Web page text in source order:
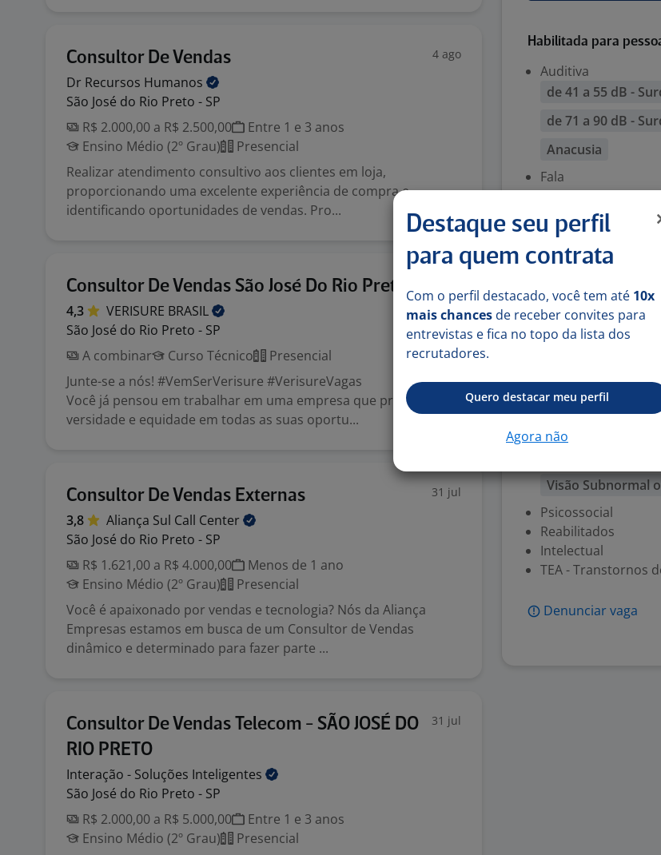
Consultor De Vendas 4 ago
Dr Recursos Humanos
São José do Rio Preto - SP
R$ 2.000,00 a R$ 2.500,00
Entre 1 e 3 anos
Ensino Médio (2º Grau)
Presencial
Realizar atendimento consultivo aos clientes em loja,
proporcionando uma excelente experiência de compra e
identificando oportunidades de vendas. Pro...
Consultor De Vendas São José Do Rio Preto
4,3 VERISURE BRASIL
São José do Rio Preto - SP
A combinar
Curso Técnico
Presencial
Junte-se a nós! #VemSerVerisure #VerisureVagas
Você já pensou em trabalhar em uma empresa que promove a di
versidade e equidade em todas as suas oportu...
Consultor De Vendas Externas 31 jul
3,8 Aliança Sul Call Center
São José do Rio Preto - SP
R$ 1.621,00 a R$ 4.000,00
Menos de 1 ano
Ensino Médio (2º Grau)
Presencial
Você é apaixonado por vendas e tecnologia? Nós da Aliança
Empresas estamos em busca de um Consultor de Vendas
dinâmico e determinado para fazer parte ...
Consultor De Vendas Telecom - SÃO JOSÉ DO
RIO PRETO
31 jul
Interação - Soluções Inteligentes
São José do Rio Preto - SP
R$ 2.000,00 a R$ 5.000,00
Entre 1 e 3 anos
Ensino Médio (2º Grau)
Presencial
Habilitada para
Auditiva
de 41 a 55 dB -
de 71 a 90 dB -
Anacusia
Fala
Física
Monoparesia
Triplegia
Membros com
Ostomia
Paralisia Cerebral
Comunicação
Utilização de
Habilidade
Visão Subnormal
Psicossocial
Reabilitados
Intelectual
TEA - Transtornos
Denunciar vaga
Destaque seu perfil
para quem contrata
Com o perfil destacado, você tem até 10x
mais chances de receber convites para
entrevistas e fica no topo da lista dos
recrutadores.
Quero destacar meu perfil
Agora não